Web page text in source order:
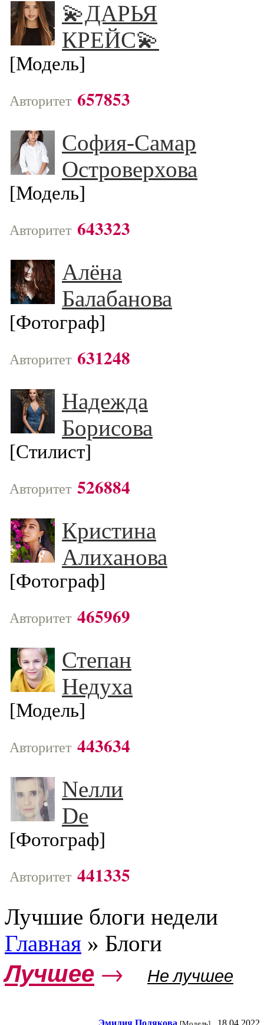
💫ДАРЬЯ
КРЕЙС💫
[Модель]
Авторитет 657853
София-Самар
Островерхова
[Модель]
Авторитет 643323
Алёна
Балабанова
[Фотограф]
Авторитет 631248
Надежда
Борисова
[Стилист]
Авторитет 526884
Кристина
Алиханова
[Фотограф]
Авторитет 465969
Степан
Недуха
[Модель]
Авторитет 443634
Nелли
Dе
[Фотограф]
Авторитет 441335
Лучшие блоги недели
Главная » Блоги
Лучшее → Не лучшее
Эмилия Пoлякoвa